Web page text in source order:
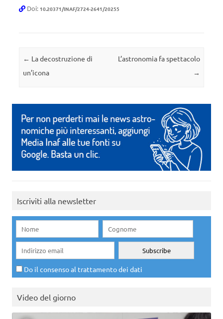
Doi: 10.20371/INAF/2724-2641/20255
Navigazione articolo
← La decostruzione di
un’icona
L’astronomia fa spettacolo
→
Iscriviti alla newsletter
Do il consenso al trattamento dei dati
Video del giorno